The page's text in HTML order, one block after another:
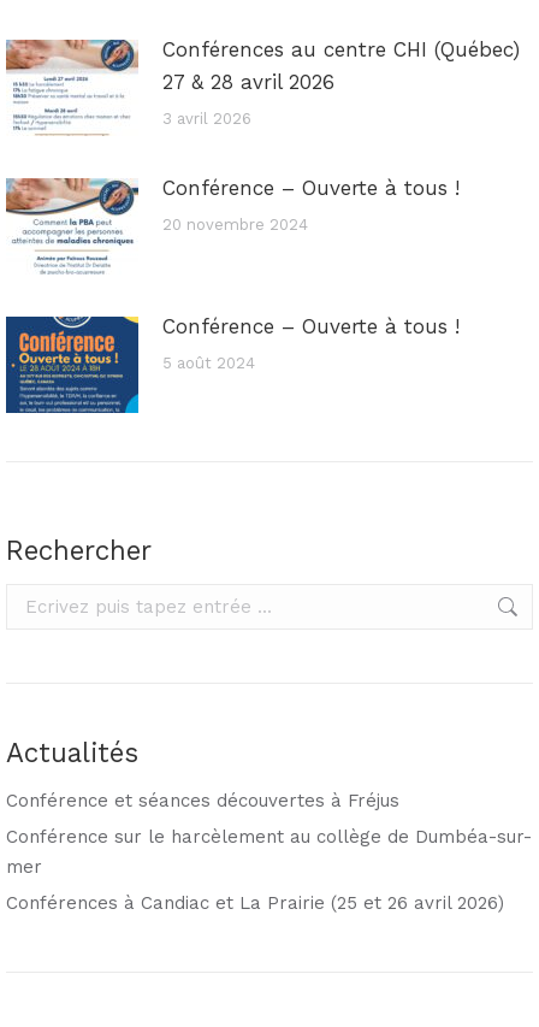
Conférences au centre CHI (Québec)
27 & 28 avril 2026
3 avril 2026
Conférence – Ouverte à tous !
20 novembre 2024
Conférence – Ouverte à tous !
5 août 2024
Rechercher
Rechercher
Actualités
Conférence et séances découvertes à Fréjus
Conférence sur le harcèlement au collège de Dumbéa-sur-
mer
Conférences à Candiac et La Prairie (25 et 26 avril 2026)